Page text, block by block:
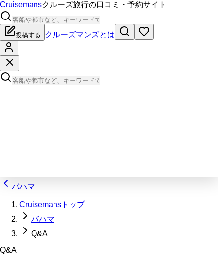
Cruisemansクルーズ旅行の口コミ・予約サイト
投稿する クルーズマンズとは
バハマ
Cruisemansトップ
バハマ
Q&A
Q&A